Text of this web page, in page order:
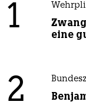
1
eine
2